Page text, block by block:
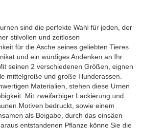
sind die perfekte Wahl für jeden, der
stilvollen und zeitlosen
für die Asche seines geliebten Tieres
und ein würdiges Andenken an Ihr
seinen 2 verschiedenen Größen, eignen
mittelgroße und große Hunderassen.
Materialien, stehen diese Urnen
Mit zweifarbiger Lackierung und
Motiven bedruckt, sowie einem
als Beigabe, durch das einsäen
entstandenen Pflanze könne Sie die